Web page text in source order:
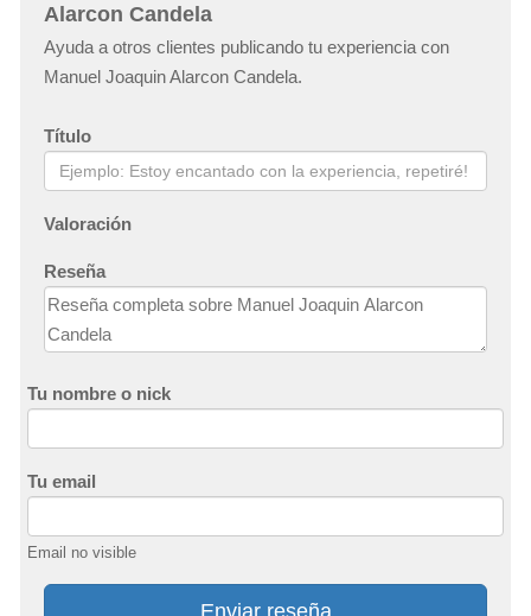
Alarcon Candela
Ayuda a otros clientes publicando tu experiencia con
Manuel Joaquin Alarcon Candela.
Título
Valoración
Reseña
Tu nombre o nick
Tu email
Email no visible
Enviar reseña